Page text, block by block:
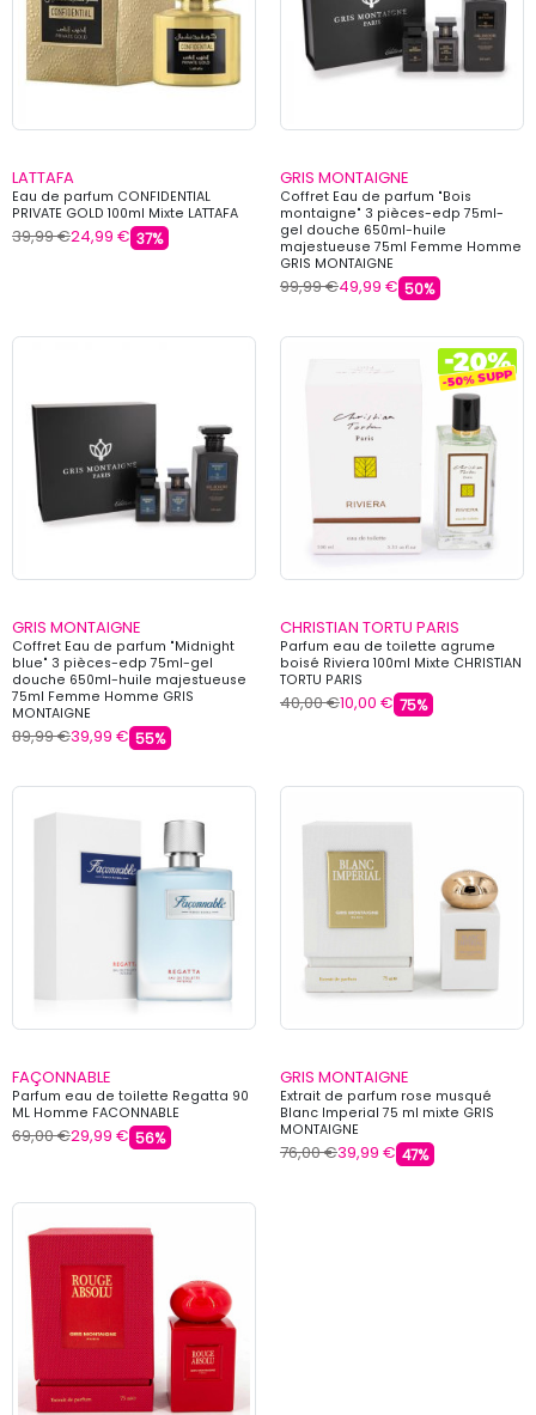
LATTAFA
Eau de parfum CONFIDENTIAL
PRIVATE GOLD 100ml Mixte LATTAFA
39,99 €24,99 € 37%
GRIS MONTAIGNE
Coffret Eau de parfum "Bois
montaigne" 3 pièces-edp 75ml-
gel douche 650ml-huile
majestueuse 75ml Femme Homme
GRIS MONTAIGNE
99,99 €49,99 € 50%
GRIS MONTAIGNE
Coffret Eau de parfum "Midnight
blue" 3 pièces-edp 75ml-gel
douche 650ml-huile majestueuse
75ml Femme Homme GRIS
MONTAIGNE
89,99 €39,99 € 55%
CHRISTIAN TORTU PARIS
Parfum eau de toilette agrume
boisé Riviera 100ml Mixte CHRISTIAN
TORTU PARIS
40,00 €10,00 € 75%
FAÇONNABLE
Parfum eau de toilette Regatta 90
ML Homme FACONNABLE
69,00 €29,99 € 56%
GRIS MONTAIGNE
Extrait de parfum rose musqué
Blanc Imperial 75 ml mixte GRIS
MONTAIGNE
76,00 €39,99 € 47%